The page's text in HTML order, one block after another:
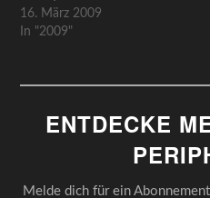
Vorstellungsrunde hinter
uns liegt und das Plebiszit
recht eindeutige Meinung
Zeit zm eigentlichen Thema
wollen wir in der
16. März 2009
In "2009"
ENTDECKE
Melde dich für ein